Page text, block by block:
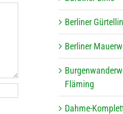
Ber­li­ner
Ber­li­ner
Fläming
Dahme-